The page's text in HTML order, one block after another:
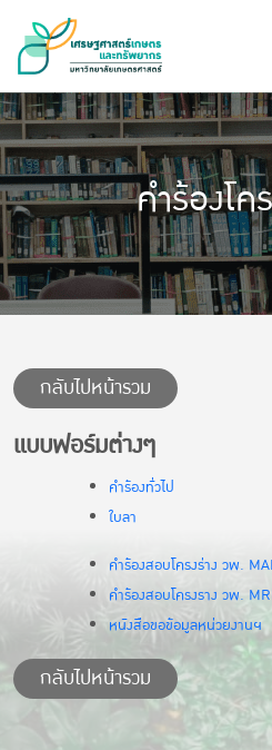
คำร้องโค
กลับไปหน้ารวม
แบบฟอร์มต่างๆ
คำร้องทั่วไป
ใบลา
คำร้องสอบโครงร่าง วพ.
คำร้องสอบโครงราง วพ.
หนังสือขอข้อมูลหน่วยงานฯ
กลับไปหน้ารวม